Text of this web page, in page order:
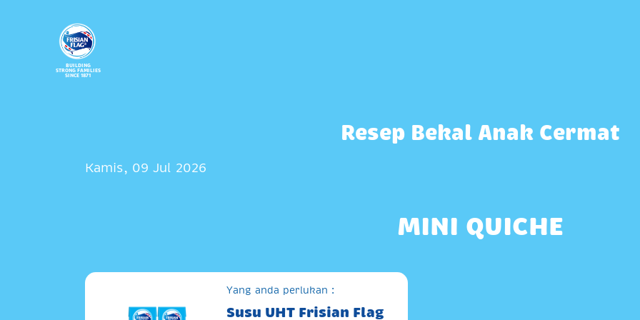
BUILDING
STRONG FAMILIES
SINCE 1871
Resep Bekal Anak Cermat
Kamis, 09 Jul 2026
MINI QUICHE
Yang anda perlukan :
Susu UHT Frisian Flag